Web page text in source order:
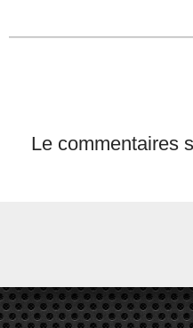
Le commentaires